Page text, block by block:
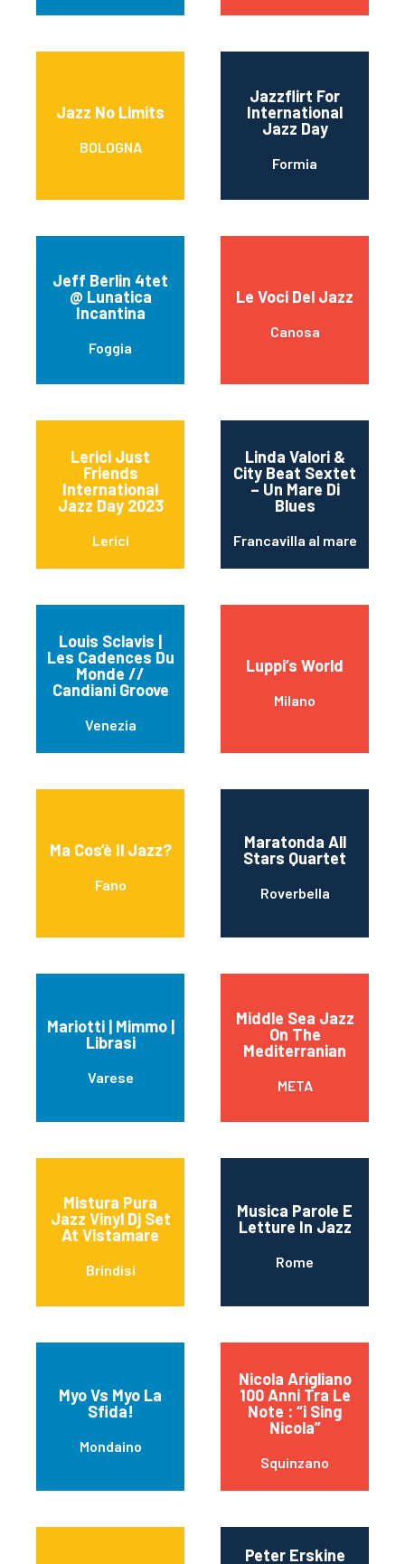
Jazz No Limits
BOLOGNA
Jazzflirt For
International
Jazz Day
Formia
Jeff Berlin 4tet
@ Lunatica
Incantina
Foggia
Le Voci Del Jazz
Canosa
Lerici Just
Friends
International
Jazz Day 2023
Lerici
Linda Valori &
City Beat Sextet
– Un Mare Di
Blues
Francavilla al mare
Louis Sclavis |
Les Cadences Du
Monde //
Candiani Groove
Venezia
Luppi’s World
Milano
Ma Cos’è Il Jazz?
Fano
Maratonda All
Stars Quartet
Roverbella
Mariotti | Mimmo |
Librasi
Varese
Middle Sea Jazz
On The
Mediterranian
META
Mistura Pura
Jazz Vinyl Dj Set
At Vistamare
Brindisi
Musica Parole E
Letture In Jazz
Rome
Myo Vs Myo La
Sfida!
Mondaino
Nicola Arigliano
100 Anni Tra Le
Note : “i Sing
Nicola”
Squinzano
Peter Erskine